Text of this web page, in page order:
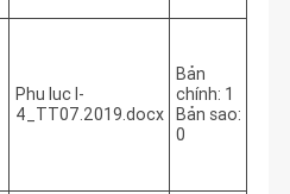
Phu luc I-
4_TT07.2019.docx
Bản
chính: 1
Bản sao:
0